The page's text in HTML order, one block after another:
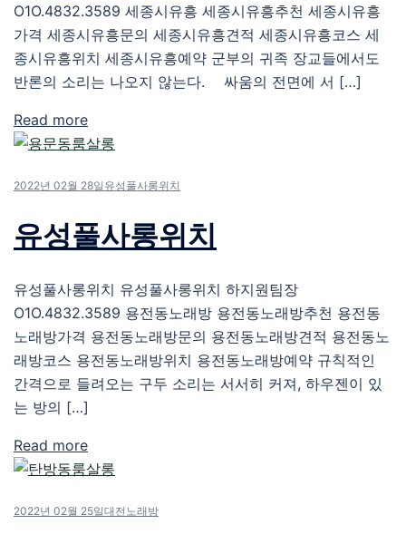
O1O.4832.3589 세종시유흥 세종시유흥추천 세종시유흥
가격 세종시유흥문의 세종시유흥견적 세종시유흥코스 세
종시유흥위치 세종시유흥예약 군부의 귀족 장교들에서도
반론의 소리는 나오지 않는다. 싸움의 전면에 서 […]
Read more
2022년 02월 28일 유성풀사롱위치
유성풀사롱위치
유성풀사롱위치 유성풀사롱위치 하지원팀장
O1O.4832.3589 용전동노래방 용전동노래방추천 용전동
노래방가격 용전동노래방문의 용전동노래방견적 용전동노
래방코스 용전동노래방위치 용전동노래방예약 규칙적인
간격으로 들려오는 구두 소리는 서서히 커져, 하우젠이 있
는 방의 […]
Read more
2022년 02월 25일대전노래방